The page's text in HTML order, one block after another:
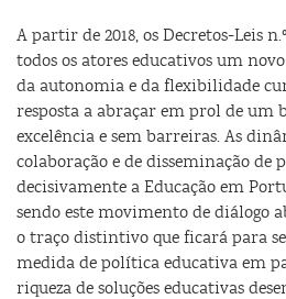
A partir de 2018, os Decretos-Leis
todos os atores educativos um
da autonomia e da flexibilidade
resposta a abraçar em prol de um
excelência e sem barreiras. As
colaboração e de disseminação de
decisivamente a Educação em
sendo este movimento de diálogo
o traço distintivo que ficará para
medida de política educativa em
riqueza de soluções educativas